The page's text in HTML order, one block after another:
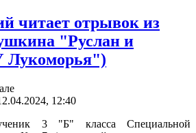
читает отрывок из
"Руслан и
12:40
3 "Б" класса Специальной